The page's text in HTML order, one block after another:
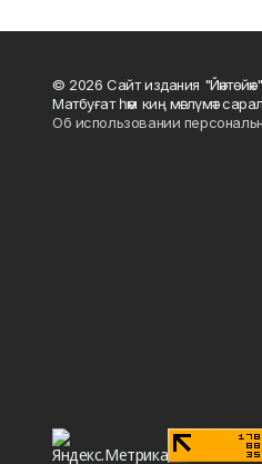
© 2026 Сайт издания
Матбуғат һәм киң мәғлүмәт
Об использовании